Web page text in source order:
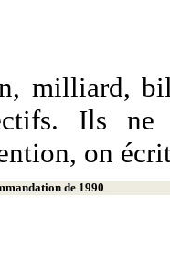
milliard,
Ils ne
on
de 1990